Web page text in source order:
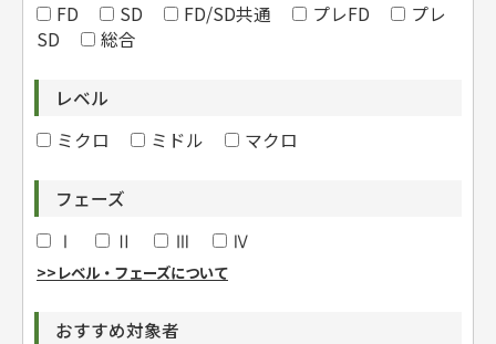
FD
SD FD/SD共通 プレFD
プレ
SD
総合
レベル
ミクロ
ミドル マクロ
フェーズ
Ⅰ
Ⅱ Ⅲ Ⅳ
>>レベル・フェーズについて
おすすめ対象者